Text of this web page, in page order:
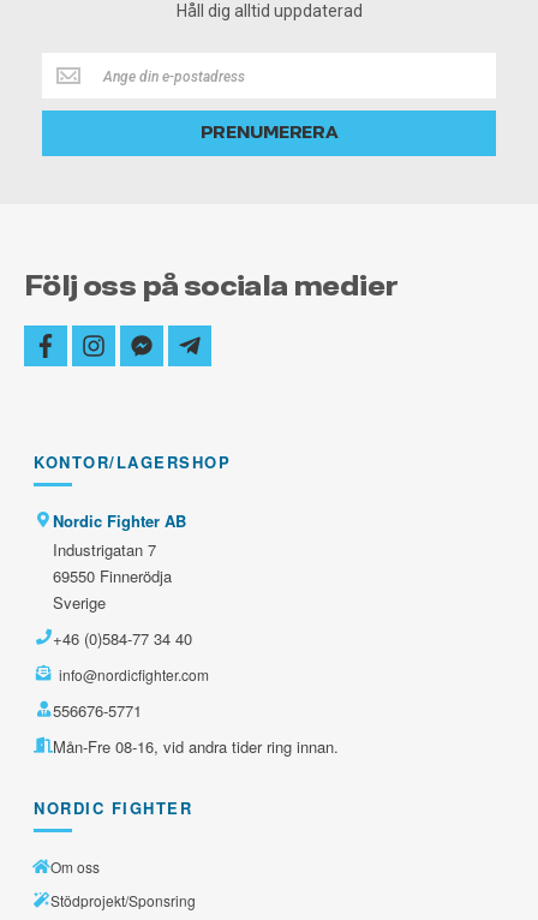
Håll dig alltid uppdaterad
Håll
dig
alltid
PRENUMERERA
Följ oss på sociala medier
facebookinstagram
facebook-
messenger
telegram-
plane
KONTOR/LAGERSHOP
Nordic Fighter AB
Industrigatan 7
69550 Finnerödja
Sverige
+46 (0)584-77 34 40
info@nordicfighter.com
556676-5771
Mån-Fre 08-16, vid andra tider ring innan.
NORDIC FIGHTER
Om oss
Stödprojekt/Sponsring